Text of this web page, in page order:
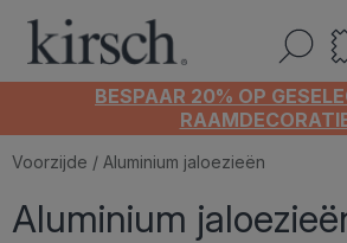
BESPAAR 20% OP
Voorzijde / Aluminium jaloezieën
Aluminium